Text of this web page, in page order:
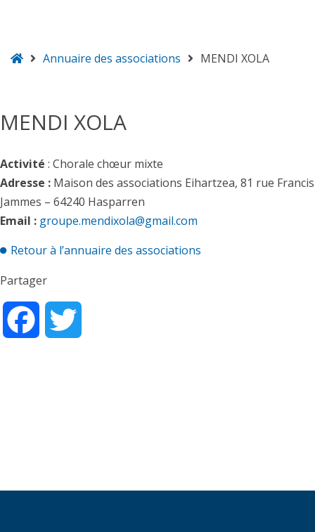
AccueilAnnuaire des associations MENDI XOLA
MENDI XOLA
Activité : Chorale chœur mixte
Adresse : Maison des associations Eihartzea, 81 rue Francis
Jammes – 64240 Hasparren
Email : groupe.mendixola@gmail.com
Retour à l’annuaire des associations
Partager
Facebook